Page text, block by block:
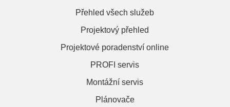
Přehled všech služeb
Projektový přehled
Projektové poradenství online
PROFI servis
Montážní servis
Plánovače